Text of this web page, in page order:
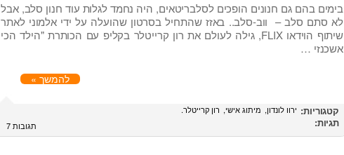
בימים בהם גם חנונים הופכים לסלבריטאים, היה נחמד לגלות עוד חנון סלב, אבל
לא סתם סלב – ווב-סלב.. באזז שהתחיל בסרטון שהועלה על ידי אלמוני לאתר
שיתוף הוידאו FLIX, גילה לעולם את רון קרייטלר בקליפ עם הכותרת "הילד הכי
אשכנזי …
להמשך »
קטגוריות: ירוו לונדון מיתוג אישי רון קרייטלר
תגיות: תגובות 7